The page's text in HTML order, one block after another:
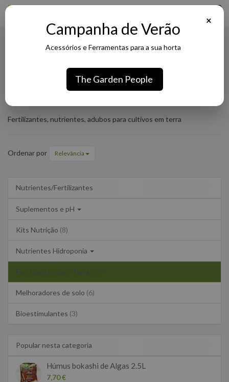
Fertilizantes para Terra
Fertilizantes
para
Fertilizantes, nutrientes, adubos para cultivos em terra
Ordenar por Relevância
Nutrientes/Fertilizantes
Suplementos e pH
Kits Nutrição (8)
Nutrientes Hidroponia
Fertilizantes para Terra
Melhoradores de solo (6)
Bioestimulantes (3)
Popular nesta categoria
Húmus bokashi de Algas 2.5L
7,70 €
×
Campanha de Verão
Acessórios e Ferramentas para a sua horta
The Garden People